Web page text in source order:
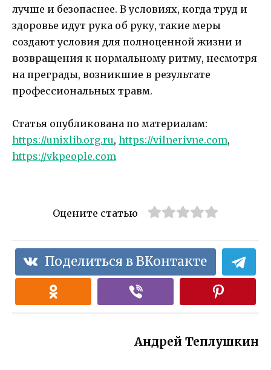
лучше и безопаснее. В условиях, когда труд и
здоровье идут рука об руку, такие меры
создают условия для полноценной жизни и
возвращения к нормальному ритму, несмотря
на преграды, возникшие в результате
профессиональных травм.
Статья опубликована по материалам:
https://unixlib.org.ru, https://vilnerivne.com,
https://vkpeople.com
Оцените статью
Поделиться в ВКонтакте
Андрей Теплушкин